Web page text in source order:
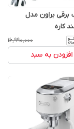
براون مدل
۱۶٬۹۹۰٬۰۰۰
افزودن به سبد